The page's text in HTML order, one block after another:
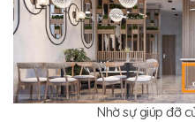
Nhờ sự giúp đỡ